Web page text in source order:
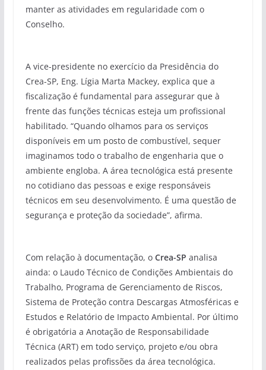
manter as atividades em regularidade com o
Conselho.
A vice-presidente no exercício da Presidência do
Crea-SP, Eng. Lígia Marta Mackey, explica que a
fiscalização é fundamental para assegurar que à
frente das funções técnicas esteja um profissional
habilitado. “Quando olhamos para os serviços
disponíveis em um posto de combustível, sequer
imaginamos todo o trabalho de engenharia que o
ambiente engloba. A área tecnológica está presente
no cotidiano das pessoas e exige responsáveis
técnicos em seu desenvolvimento. É uma questão de
segurança e proteção da sociedade”, afirma.
Com relação à documentação, o Crea-SP analisa
ainda: o Laudo Técnico de Condições Ambientais do
Trabalho, Programa de Gerenciamento de Riscos,
Sistema de Proteção contra Descargas Atmosféricas e
Estudos e Relatório de Impacto Ambiental. Por último
é obrigatória a Anotação de Responsabilidade
Técnica (ART) em todo serviço, projeto e/ou obra
realizados pelas profissões da área tecnológica.